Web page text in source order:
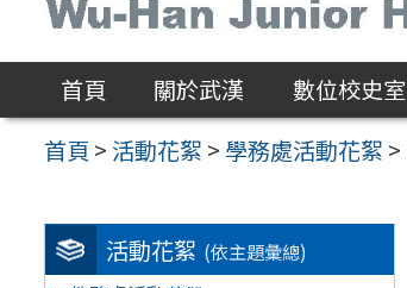
區
首頁 關於武漢 數位校史室
首頁 > 活動花絮 > 學務處活動花絮 >
活動花絮 (依主題彙總)